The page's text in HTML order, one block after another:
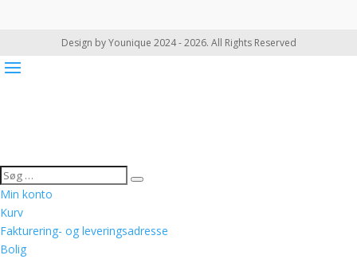
Design by Younique 2024 - 2026. All Rights Reserved
Min konto
Kurv
Fakturering- og leveringsadresse
Bolig